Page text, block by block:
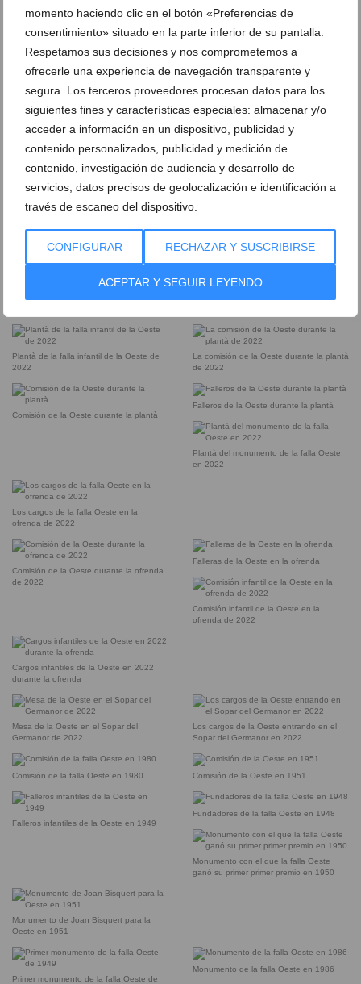
momento haciendo clic en el botón «Preferencias de
consentimiento» situado en la parte inferior de su pantalla.
Respetamos sus decisiones y nos comprometemos a
ofrecerle una experiencia de navegación transparente y
segura. Los terceros proveedores procesan datos para los
siguientes fines y características especiales: almacenar y/o
acceder a información en un dispositivo, publicidad y
contenido personalizados, publicidad y medición de
contenido, investigación de audiencia y desarrollo de
servicios, datos precisos de geolocalización e identificación a
través de escaneo del dispositivo.
CONFIGURAR RECHAZAR Y SUSCRIBIRSE
ACEPTAR Y SEGUIR LEYENDO
Oeste
premio de 2022
2022
día de 2022
día
2022 de noche
noche
d’Albades de 2022
Entrega de premios infantiles a la falla
Los cargos infantiles de la Oeste de 2022
Plantà de la falla infantil de la Oeste de
2022
La comisión de la Oeste durante la plantà
de 2022
Comisión de la Oeste durante la plantà
Falleros de la Oeste durante la plantà
Plantà del monumento de la falla Oeste
en 2022
Los cargos de la falla Oeste en la
ofrenda de 2022
Comisión de la Oeste durante la ofrenda
de 2022
Falleras de la Oeste en la ofrenda
Comisión infantil de la Oeste en la
ofrenda de 2022
Cargos infantiles de la Oeste en 2022
durante la ofrenda
Mesa de la Oeste en el Sopar del
Germanor de 2022
Los cargos de la Oeste entrando en el
Sopar del Germanor en 2022
Comisión de la falla Oeste en 1980 Comisión de la Oeste en 1951
Falleros infantiles de la Oeste en 1949
Fundadores de la falla Oeste en 1948
Monumento con el que la falla Oeste
ganó su primer primer premio en 1950
Monumento de Joan Bisquert para la
Oeste en 1951
Primer monumento de la falla Oeste de
Monumento de la falla Oeste en 1986